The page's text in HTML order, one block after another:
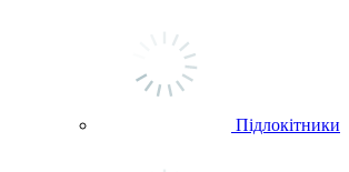
Підлокітники